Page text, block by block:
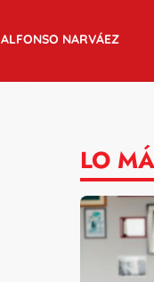
ALFONSO NARVÁEZ
LO